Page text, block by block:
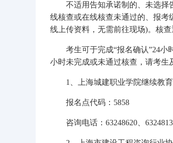
不适用告知承诺制的、未选择告
线核查或在线核查未通过的、报考
线上传资料，无需前往现场)。核查
考生可于完成“报名确认”24小时
小时未完成或未通过核查，请考生
1、上海城建职业学院继续教育
报名点代码：5858
咨询电话：63248620、